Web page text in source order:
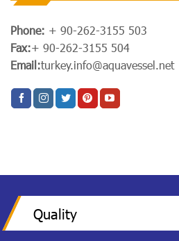
Phone: + 90-262-3155 503
Fax:+ 90-262-3155 504
Email:turkey.info@aquavessel.net
Quality